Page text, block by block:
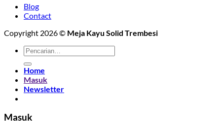
Blog
Contact
Copyright 2026 © Meja Kayu Solid Trembesi
Pencarian
untuk:
Home
Masuk
Newsletter
Masuk